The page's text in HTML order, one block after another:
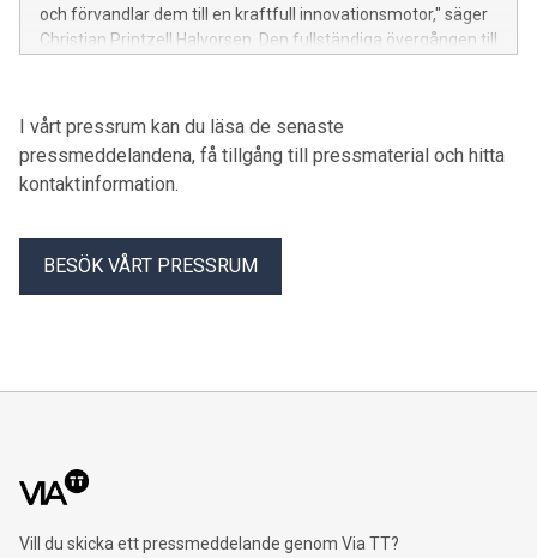
och förvandlar dem till en kraftfull innovationsmotor," säger
Christian Printzell Halvorsen. Den fullständiga övergången till
I vårt pressrum kan du läsa de senaste
pressmeddelandena, få tillgång till pressmaterial och hitta
kontaktinformation.
BESÖK VÅRT PRESSRUM
Vill du skicka ett pressmeddelande genom Via TT?